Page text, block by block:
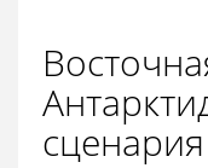
сценария